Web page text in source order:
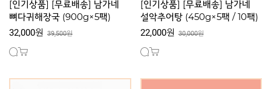
[인기상품] [무료배송] 남가네
뼈다귀해장국 (900g×5팩)
32,000원 39,500원
[인기상품] [무료배송] 남가네
설악추어탕 (450g×5팩 / 10팩)
22,000원 30,000원